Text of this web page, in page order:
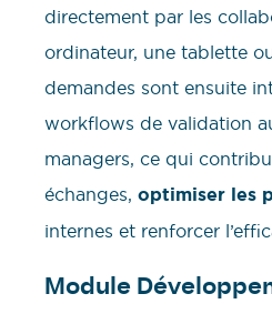
directement par les
ordinateur, une tablette
demandes sont ensuite
workflows de validation
managers, ce qui
échanges, optimiser les
internes et renforcer
Module